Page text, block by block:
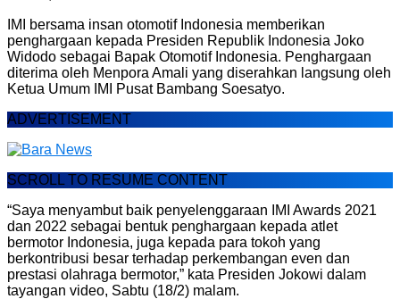
IMI bersama insan otomotif Indonesia memberikan
penghargaan kepada Presiden Republik Indonesia Joko
Widodo sebagai Bapak Otomotif Indonesia. Penghargaan
diterima oleh Menpora Amali yang diserahkan langsung oleh
Ketua Umum IMI Pusat Bambang Soesatyo.
ADVERTISEMENT
SCROLL TO RESUME CONTENT
“Saya menyambut baik penyelenggaraan IMI Awards 2021
dan 2022 sebagai bentuk penghargaan kepada atlet
bermotor Indonesia, juga kepada para tokoh yang
berkontribusi besar terhadap perkembangan even dan
prestasi olahraga bermotor,” kata Presiden Jokowi dalam
tayangan video, Sabtu (18/2) malam.